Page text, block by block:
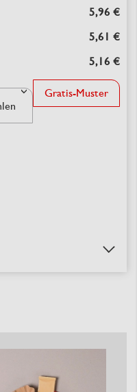
5,96 €
5,61 €
5,16 €
Gratis-Muster